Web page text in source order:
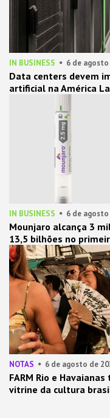
IN BUSINESS 6 de
Data centers devem
artificial na América
IN BUSINESS 6 de
Mounjaro alcança 3
13,5 bilhões no
NOTAS 6 de agosto de
FARM Rio e
vitrine da cultura